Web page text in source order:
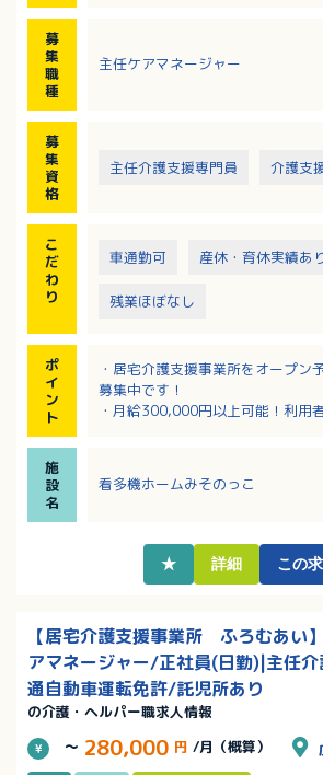
募
集
職
種
主任ケアマネージャー
募
集
資
格
主任介護支援専門員 介護支
こ
だ
わ
り
車通勤可 産休・育休実績あ
残業ほぼなし
ポ
イ
ン
ト
・居宅介護支援事業所をオープン
募集中です！
・月給300,000円以上可能！利用
・事業所が安定してきたら週2～3
能！ご自身でスケジュール管理がで
施
設
名
看多機ホームみそのっこ
★ 詳細 この
【居宅介護支援事業所 ふろむあい
アマネージャー/正社員(日勤)|主任
通自動車運転免許/託児所あり
の介護・ヘルパー職求人情報
～ 280,000 円 /月（概算）